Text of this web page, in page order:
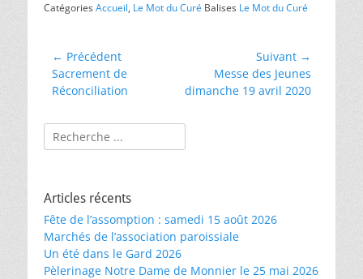
CatégoriesAccueil, Le Mot du Curé Balises Le Mot du Curé
Navigation
de
l’article
← Précédent
Article
précédent :
Sacrement de
Réconciliation
Suivant →
Article
suivant :
Messe des Jeunes
dimanche 19 avril 2020
Rechercher :
Articles récents
Fête de l’assomption : samedi 15 août 2026
Marchés de l’association paroissiale
Un été dans le Gard 2026
Pèlerinage Notre Dame de Monnier le 25 mai 2026